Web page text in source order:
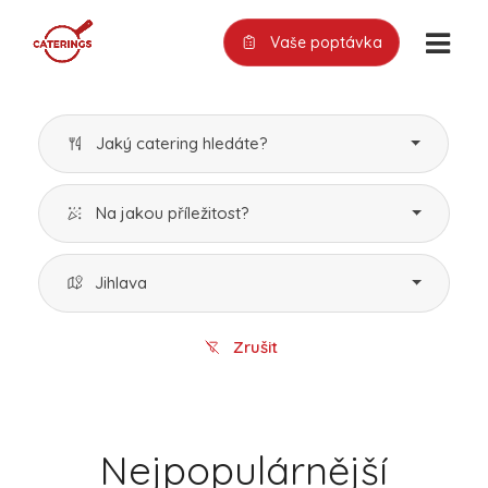
Vaše poptávka
Jaký catering hledáte?
Na jakou příležitost?
Jihlava
Zrušit
Nejpopulárnější